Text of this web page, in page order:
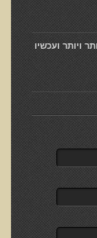
ויותר ועכשיו